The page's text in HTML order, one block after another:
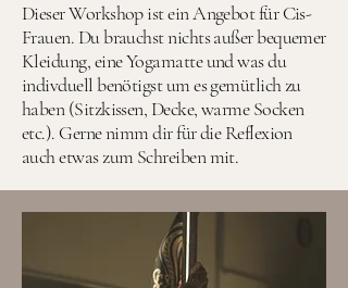
Dieser Workshop ist ein Angebot für Cis-
Frauen. Du brauchst nichts außer bequemer
Kleidung, eine Yogamatte und was du
indivduell benötigst um es gemütlich zu
haben (Sitzkissen, Decke, warme Socken
etc.). Gerne nimm dir für die Reflexion
auch etwas zum Schreiben mit.